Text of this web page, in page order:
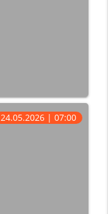
24.05.2026 | 07:00